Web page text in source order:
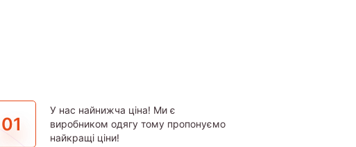
01
У нас найнижча ціна! Ми є
виробником одягу тому пропонуємо
найкращі ціни!